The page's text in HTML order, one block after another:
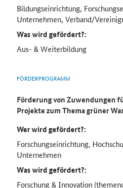
Bildungseinrichtung,
Unternehmen, Verband/
Was wird gefördert?:
Aus- & Weiterbildung
FÖRDERPROGRAMM
Förderung von Zuwendungen
Projekte zum Thema grüner
Wer wird gefördert?:
Forschungseinrichtung,
Unternehmen
Was wird gefördert?:
Forschung & Innovation